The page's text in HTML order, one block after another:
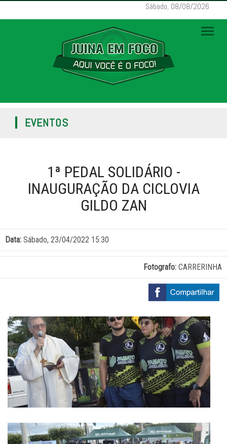
Sábado, 08/08/2026
Toggle
EVENTOS
1ª PEDAL SOLIDÁRIO -
INAUGURAÇÃO DA CICLOVIA
GILDO ZAN
Data: Sábado, 23/04/2022 15:30
Fotografo: CARRERINHA